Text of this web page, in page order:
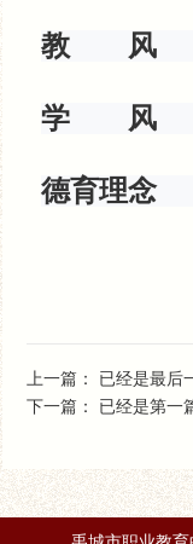
教
学
德育理
上一篇： 已经是最后
下一篇： 已经是第一